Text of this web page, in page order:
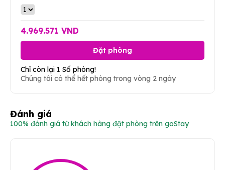
4.969.571 VND
Đặt phòng
Chỉ còn lại 1 Số phòng!
Chúng tôi có thể hết phòng trong vòng 2 ngày
Đánh giá
100% đánh giá từ khách hàng đặt phòng trên goStay